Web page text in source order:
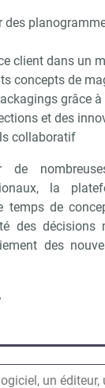
des
client dans un
concepts de
grâce
et des
collaboratif
de
la
temps de
des décisions
des